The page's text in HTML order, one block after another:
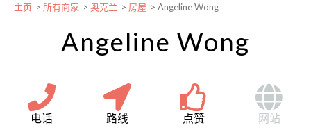
主页 > 所有商家 > 奥克兰 > 房屋 > Angeline Wong
Angeline Wong
电话 路线 点赞 网站